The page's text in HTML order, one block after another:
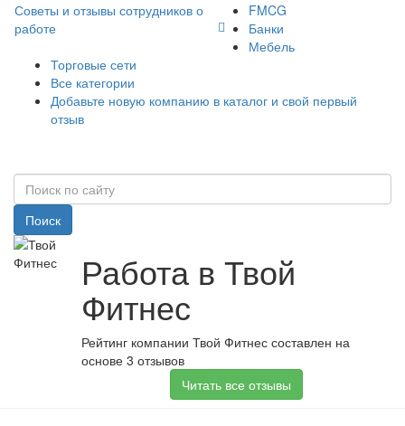
Советы и отзывы сотрудников о
работе
FMCG
Банки
Мебель
Торговые сети
Все категории
Добавьте новую компанию в каталог и свой первый
отзыв
Поиск
Работа в Твой
Фитнес
Рейтинг компании Твой Фитнес составлен на
основе 3 отзывов
Читать все отзывы